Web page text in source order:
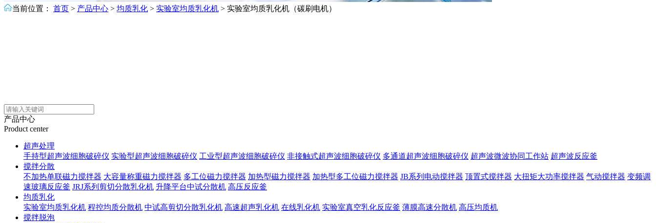
当前位置： 首页 > 产品中心 > 均质乳化 > 实验室均质乳化机 > 实验室均质乳化机（碳刷电机）
产品中心
Product center
超声处理
手持型超声波细胞破碎仪 实验型超声波细胞破碎仪 工业型超声波细胞破碎仪 非接触式超声波细胞破碎仪 多通道超声波细胞破碎仪 超声波微波协同工作站 超声波反应釜
搅拌分散
不加热单联磁力搅拌器 大容量称重磁力搅拌器 多工位磁力搅拌器 加热型磁力搅拌器 加热型多工位磁力搅拌器 JB系列电动搅拌器 顶置式搅拌器 大扭矩大功率搅拌器 气动搅拌器 变频调
速玻璃反应釜 JRJ系列剪切分散乳化机 升降平台中试分散机 高压反应釜
均质乳化
实验室均质乳化机 程控均质分散机 中试高剪切分散乳化机 高速超声乳化机 在线乳化机 实验室真空乳化反应釜 薄膜高速分散机 高压均质机
搅拌脱泡